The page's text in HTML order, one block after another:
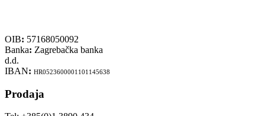
OIB: 57168050092
Banka: Zagrebačka banka
d.d.
IBAN: HR0523600001101145638
Prodaja